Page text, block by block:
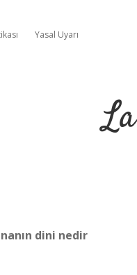
Yasal Uyarı
dini nedir